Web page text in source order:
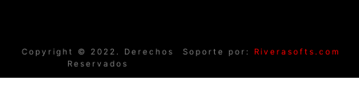
Copyright © 2022. Derechos
Reservados
Soporte por: Riverasofts.com